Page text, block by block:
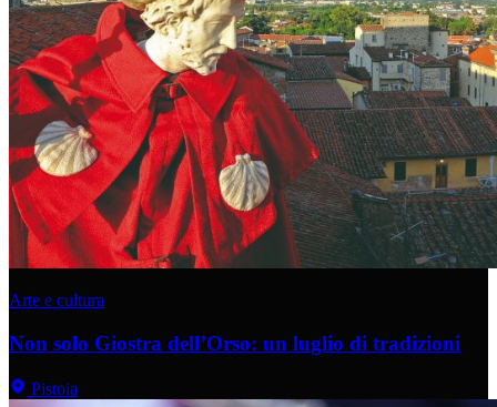
Arte e cultura
Non solo Giostra dell’Orso: un luglio di tradizioni
Pistoia